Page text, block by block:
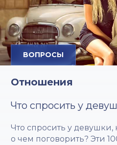
ВОПРОСЫ
Отношения
Что спросить у
Что спросить у девушки,
о чем поговорить? Эти